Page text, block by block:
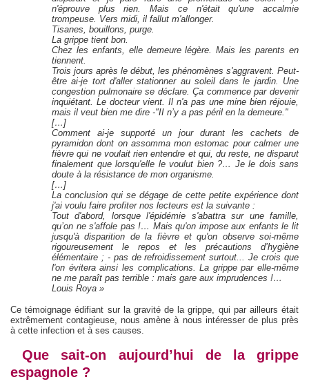
n'éprouve plus rien. Mais ce n'était qu'une accalmie
trompeuse. Vers midi, il fallut m'allonger.
Tisanes, bouillons, purge.
La grippe tient bon.
Chez les enfants, elle demeure légère. Mais les parents en
tiennent.
Trois jours après le début, les phénomènes s'aggravent. Peut-
être ai-je tort d'aller stationner au soleil dans le jardin. Une
congestion pulmonaire se déclare. Ça commence par devenir
inquiétant. Le docteur vient. Il n'a pas une mine bien réjouie,
mais il veut bien me dire -"II n’y a pas péril en la demeure."
[…]
Comment ai-je supporté un jour durant les cachets de
pyramidon dont on assomma mon estomac pour calmer une
fièvre qui ne voulait rien entendre et qui, du reste, ne disparut
finalement que lorsqu'elle le voulut bien ?… Je le dois sans
doute à la résistance de mon organisme.
[…]
La conclusion qui se dégage de cette petite expérience dont
j'ai voulu faire profiter nos lecteurs est la suivante :
Tout d'abord, lorsque l'épidémie s'abattra sur une famille,
qu’on ne s'affole pas !… Mais qu'on impose aux enfants le lit
jusqu'à disparition de la fièvre et qu'on observe soi-même
rigoureusement le repos et les précautions d’hygiène
élémentaire ; - pas de refroidissement surtout... Je crois que
l'on évitera ainsi les complications. La grippe par elle-même
ne me paraît pas terrible : mais gare aux imprudences !…
Louis Roya »
Ce témoignage édifiant sur la gravité de la grippe, qui par ailleurs était
extrêmement contagieuse, nous amène à nous intéresser de plus près
à cette infection et à ses causes.
Que sait-on aujourd’hui de la grippe
espagnole ?